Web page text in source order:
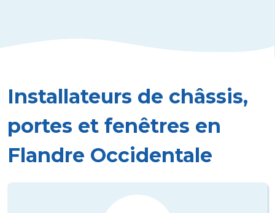
Installateurs de châssis,
portes et fenêtres en
Flandre Occidentale